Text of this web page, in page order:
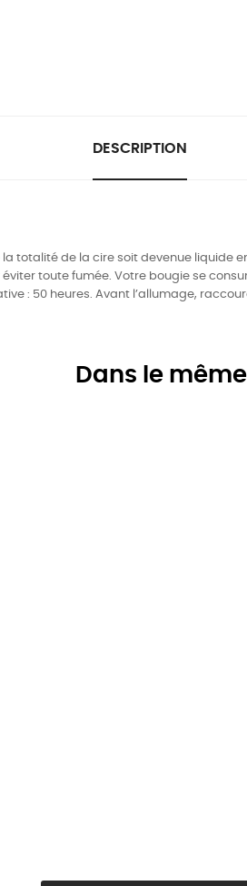
DESCRIPTION
la totalité de la cire soit devenue
toute fumée. Votre bougie se
: 50 heures. Avant l’allumage,
Dans le